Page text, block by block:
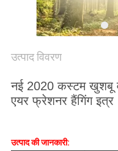
PRIVACY
POLICY
उत्पाद विवरण
नई 2020 कस्टम खुशबू
एयर फ्रेशनर हैंगिंग इत्र
उत्पाद की जानकारी: